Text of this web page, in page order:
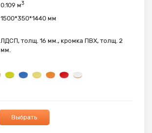
0.109 м3
1500*350*1440 мм
ЛДСП, толщ. 16 мм., кромка ПВХ, толщ. 2
мм.
Выбрать